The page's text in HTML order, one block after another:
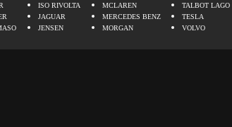
ISO RIVOLTA
JAGUAR
JENSEN
MCLAREN
MERCEDES BENZ
MORGAN
TALBOT LAGO
TESLA
VOLVO